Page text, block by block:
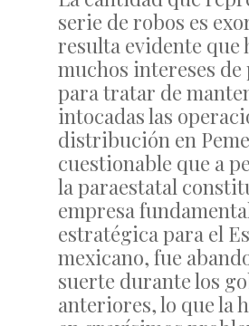
serie de robos es
resulta evidente que
muchos intereses
para tratar de
intocadas las
distribución en
cuestionable que a
la paraestatal
empresa
estratégica para el
mexicano, fue
suerte durante los
anteriores, lo que la